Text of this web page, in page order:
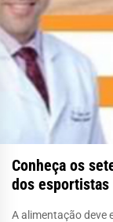
Conheça os
dos esportistas
A alimentação deve